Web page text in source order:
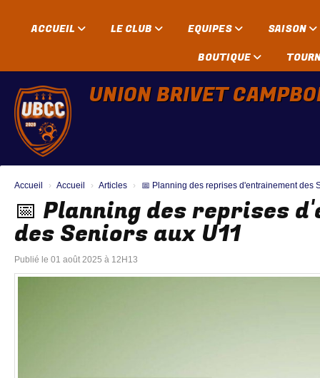
ACCUEIL LE CLUB EQUIPES
SAISON
BOUTIQUE
UNION BRIVET
Accueil Accueil Articles 📅 Planning des reprises d'entrainement des
📅 Planning des reprises
des Seniors aux U11
Publié le 01 août 2025 à 12H13